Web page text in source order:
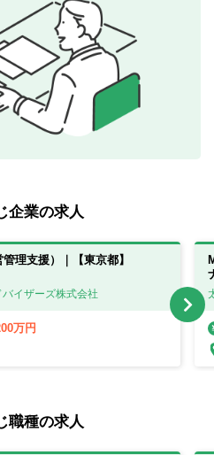
企業の求人
理支援）｜【東京都】
イザーズ株式会社
万円
職種の求人